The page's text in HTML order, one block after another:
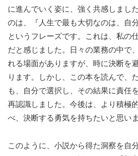
に進んでいく姿に、強く共感しまし
のは、『人生で最も大切なのは、自
というフレーズです。これは、私の
だと感じました。日々の業務の中で
れる場面がありますが、時に決断を
ります。しかし、この本を読んで、
も、自分で選択し、その結果に責任
再認識しました。今後は、より積極
べ、決断する勇気を持ちたいと思いま
このように、小説から得た洞察を自